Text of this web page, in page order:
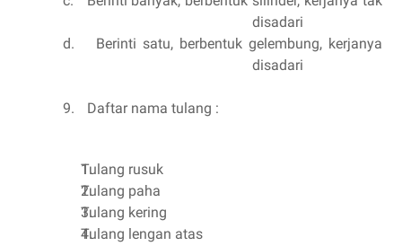
disadari
d.
Berinti satu, berbentuk gelembung, kerjanya
disadari
9. Daftar nama tulang :
Tulang rusuk
Tulang paha
Tulang kering
Tulang lengan atas